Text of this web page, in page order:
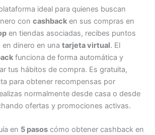
ideal para quienes buscan
con cashback en sus compras en
en tiendas asociadas, recibes puntos
dinero en una tarjeta virtual. El
funciona de forma automática y
tus hábitos de compra. Es gratuita,
para obtener recompensas por
normalmente desde casa o desde
ofertas y promociones activas.
en 5 pasos cómo obtener cashback en